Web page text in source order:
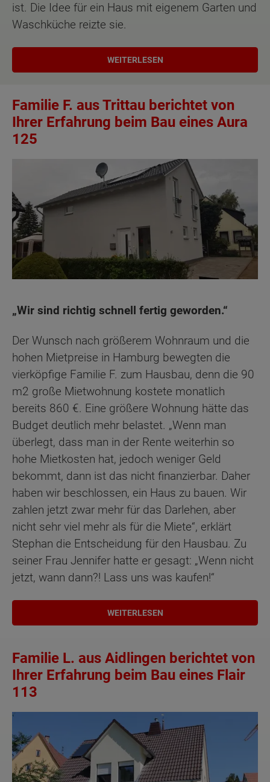
ist. Die Idee für ein Haus mit eigenem Garten und
Waschküche reizte sie.
WEITERLESEN
Familie F. aus Trittau berichtet von
Ihrer Erfahrung beim Bau eines Aura
125
„Wir sind richtig schnell fertig geworden.“
Der Wunsch nach größerem Wohnraum und die
hohen Mietpreise in Hamburg bewegten die
vierköpfige Familie F. zum Hausbau, denn die 90
m2 große Mietwohnung kostete monatlich
bereits 860 €. Eine größere Wohnung hätte das
Budget deutlich mehr belastet. „Wenn man
überlegt, dass man in der Rente weiterhin so
hohe Mietkosten hat, jedoch weniger Geld
bekommt, dann ist das nicht finanzierbar. Daher
haben wir beschlossen, ein Haus zu bauen. Wir
zahlen jetzt zwar mehr für das Darlehen, aber
nicht sehr viel mehr als für die Miete“, erklärt
Stephan die Entscheidung für den Hausbau. Zu
seiner Frau Jennifer hatte er gesagt: „Wenn nicht
jetzt, wann dann?! Lass uns was kaufen!“
WEITERLESEN
Familie L. aus Aidlingen berichtet von
Ihrer Erfahrung beim Bau eines Flair
113